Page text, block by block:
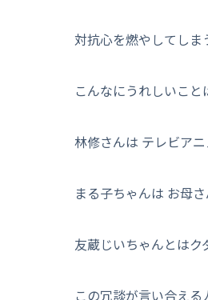
対抗心を燃やしてし
こんなにうれしいこと
林修さんは テレビア
まる子ちゃんは お母
友蔵じいちゃんとはク
この冗談が言い合え